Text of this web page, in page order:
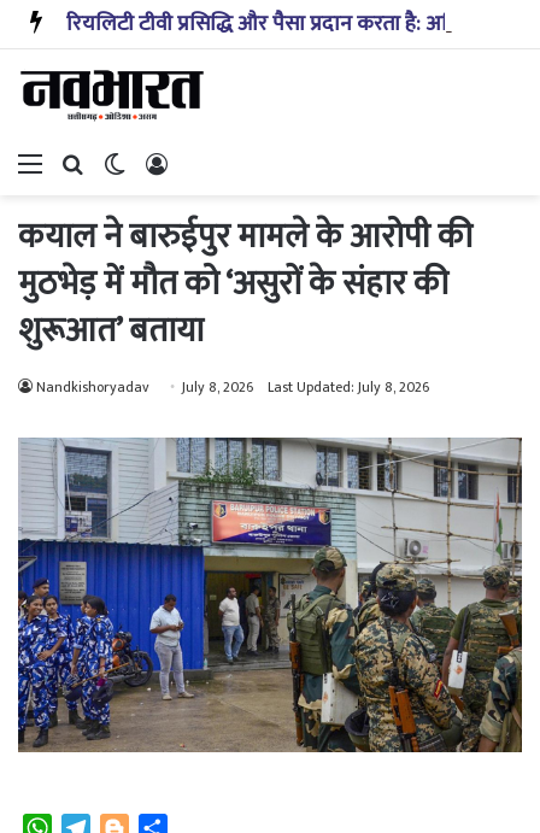
Menu Search forSwitch skin
कयाल ने बारुईपुर मामले के आरोपी की
मुठभेड़ में मौत को ‘असुरों के संहार की
शुरूआत’ बताया
Nandkishoryadav July 8, 2026 Last Updated: July 8, 2026